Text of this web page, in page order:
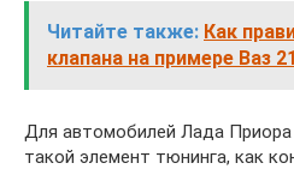
Читайте также: Как
клапана на примере Ваз
Для автомобилей Лада Приора
такой элемент тюнинга, как